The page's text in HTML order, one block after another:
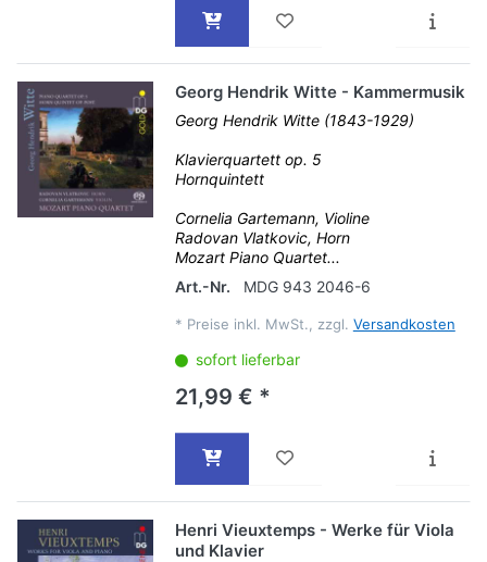
Georg Hendrik Witte - Kammermusik
Georg Hendrik Witte (1843-1929)
Klavierquartett op. 5
Hornquintett
Cornelia Gartemann, Violine
Radovan Vlatkovic, Horn
Mozart Piano Quartet...
Art.-Nr.
MDG 943 2046-6
* Preise inkl. MwSt., zzgl. Versandkosten
sofort lieferbar
21,99 € *
Henri Vieuxtemps - Werke für Viola
und Klavier